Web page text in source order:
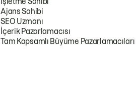
Ajans Sahibi
SEO Uzmanı
İçerik Pazarlamacısı
Tam Kapsamlı Büyüme Pazarlamacıları